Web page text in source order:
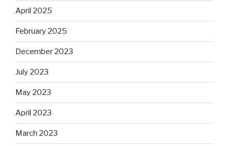
April 2025
February 2025
December 2023
July 2023
May 2023
April 2023
March 2023